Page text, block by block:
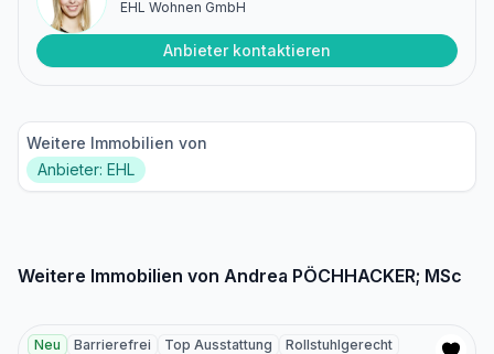
EHL Wohnen GmbH
Anbieter kontaktieren
Weitere Immobilien von
Anbieter: EHL
Weitere Immobilien von Andrea PÖCHHACKER; MSc
Neu Barrierefrei Top Ausstattung
Rollstuhlgerecht